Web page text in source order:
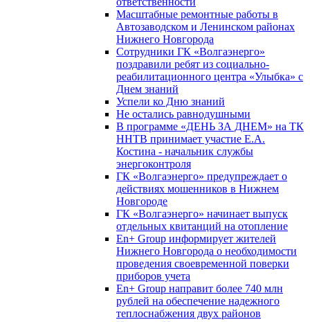
Масштабные ремонтные работы в
Автозаводском и Ленинском районах
Нижнего Новгорода
Сотрудники ГК «Волгаэнерго»
поздравили ребят из социально-
реабилитационного центра «Улыбка» с
Днем знаний
Успели ко Дню знаний
Не остались равнодушными
В программе «ДЕНЬ ЗА ДНЕМ» на ТК
ННТВ принимает участие Е.А.
Костина - начальник службы
энергоконтроля
ГК «Волгаэнерго» предупреждает о
действиях мошенников в Нижнем
Новгороде
ГК «Волгаэнерго» начинает выпуск
отдельных квитанций на отопление
En+ Group информирует жителей
Нижнего Новгорода о необходимости
проведения своевременной поверки
приборов учета
En+ Group направит более 740 млн
рублей на обеспечение надежного
теплоснабжения двух районов